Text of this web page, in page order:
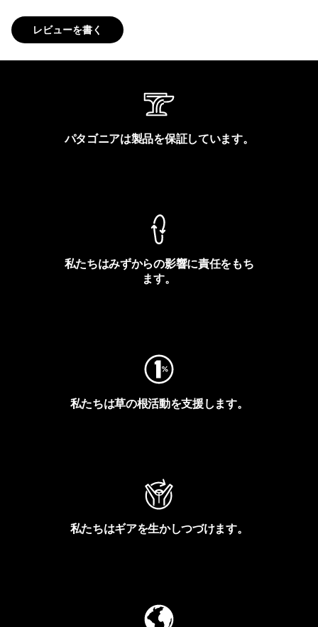
レビューを書く
パタゴニアは製品を保証しています。
私たちはみずからの影響に責任をもち
ます。
私たちは草の根活動を支援します。
私たちはギアを生かしつづけます。